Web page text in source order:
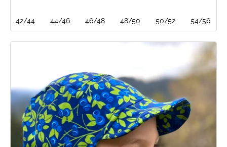
42/44 44/46 46/48 48/50 50/52 54/56